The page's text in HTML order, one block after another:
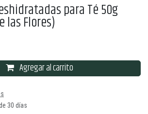
para Té 50g
las Flores)
Agregar al carrito
30 días